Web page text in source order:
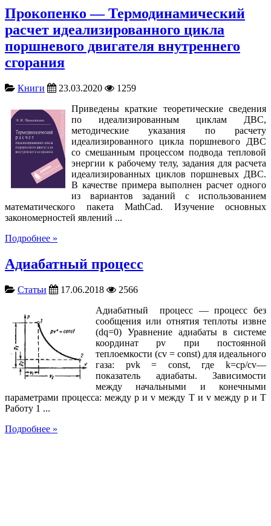
Прокопенко — Термодинамический
расчет идеализированного цикла
поршневого двигателя внутреннего
сгорания
Книги 23.03.2020
1259
Приведены краткие теоретические сведения
по идеализированным циклам ДВС,
методические указания по расчету
идеализированного цикла поршневого ДВС
со смешанным процессом подвода тепловой
энергии к рабочему телу, задания для расчета
идеализированных циклов поршневых ДВС.
В качестве примера выполнен расчет одного
из вариантов заданий с использованием
математического пакета MathCad. Изучение основных
закономерностей явлений ...
Подробнее »
Адиабатный процесс
Статьи 17.06.2018
2566
Адиабатный процесс — процесс без
сообщения или отнятия теплоты извне
(dq=0) Уравнение адиабаты в системе
координат pv при постоянной
теплоемкости (cv = const) для идеального
газа: pvk = const, где k=cp/cv—
показатель адиабаты. Зависимости
между начальными и конечными
параметрами процесса: между р и v между Т и v между р и Т
Работу 1 ...
Подробнее »